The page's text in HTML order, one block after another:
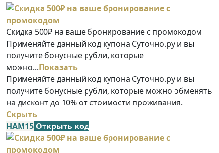
Скидка 500₽ на ваше бронирование с промокодом
Применяйте данный код купона Суточно.ру и вы
получите бонусные рубли, которые
можно...Показать
Применяйте данный код купона Суточно.ру и вы
получите бонусные рубли, которые можно обменять
на дисконт до 10% от стоимости проживания.
Скрыть
НАМ15 Открыть код